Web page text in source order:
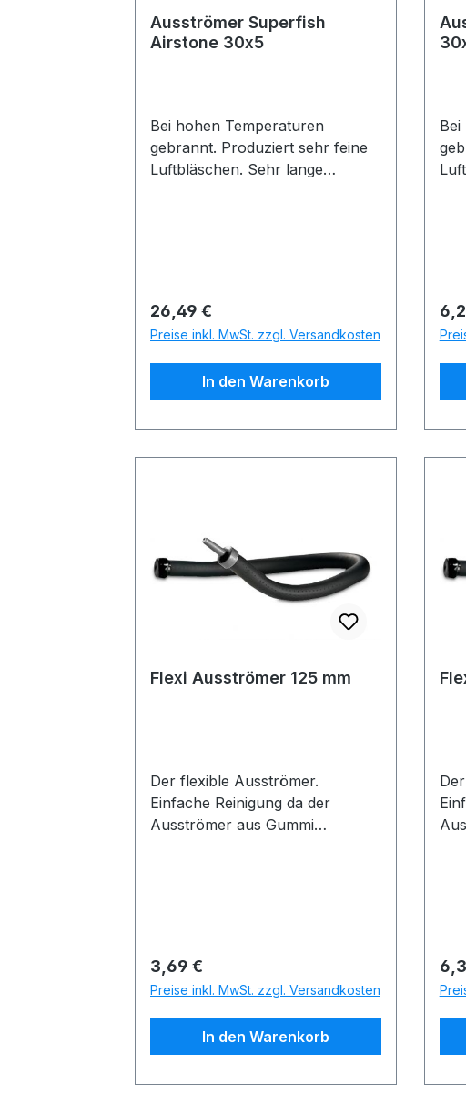
Ausströmer Superfish
Airstone 30x5
Bei hohen Temperaturen
gebrannt. Produziert sehr feine
Luftbläschen. Sehr lange
Regulärer Preis:
26,49 €
Preise inkl. MwSt. zzgl. Versandkosten
In den Warenkorb
Flexi Ausströmer 125 mm
Der flexible Ausströmer.
Einfache Reinigung da der
Ausströmer aus Gummi
Regulärer Preis:
3,69 €
Preise inkl. MwSt. zzgl. Versandkosten
In den Warenkorb